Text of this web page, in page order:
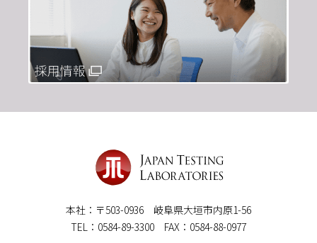
本社：〒503-0936 岐阜県大垣市内原1-56
TEL：0584-89-3300 FAX：0584-88-0977